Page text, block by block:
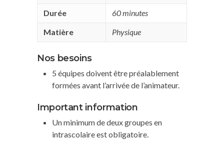
Durée
60 minutes
Matière
Physique
Nos besoins
5 équipes doivent être préalablement
formées avant l’arrivée de l’animateur.
Important information
Un minimum de deux groupes en
intrascolaire est obligatoire.